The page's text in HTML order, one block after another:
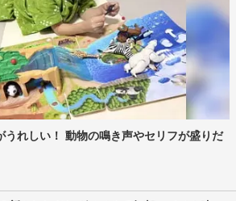
うれしい！ 動物の鳴き声やセリフが盛りだ